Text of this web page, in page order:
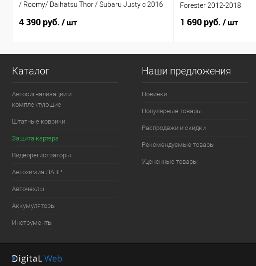
/ Roomy/ Daihatsu Thor / Subaru Justy с 2016
4 390 руб. / шт
Forester 2012-2018
1 690 руб. / шт
Каталог
Автосигнализации и
комплектующие
Штатные коврики
Защита картера
Видеорегистраторы
Автохимия ЛАВР
Авточехлы
Аккумуляторы
Инструменты
Наши предложения
Новинки
Популярные товары
Распродажи и скидки
Рекомендуемые товары
Уцененные товары